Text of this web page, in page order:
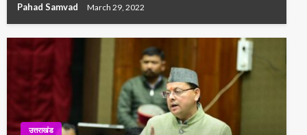
Pahad Samvad March 29, 2022
उत्तराखंड